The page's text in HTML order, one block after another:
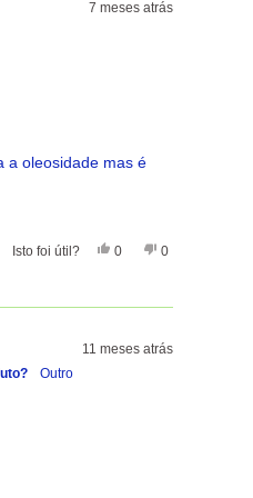
7 meses atrás
a oleosidade mas é
Isto foi útil? Sim, Esta Avaliação
0Pessoas Votaram Sim
Não, Esta
0Pessoas
Outro
11 meses atrás